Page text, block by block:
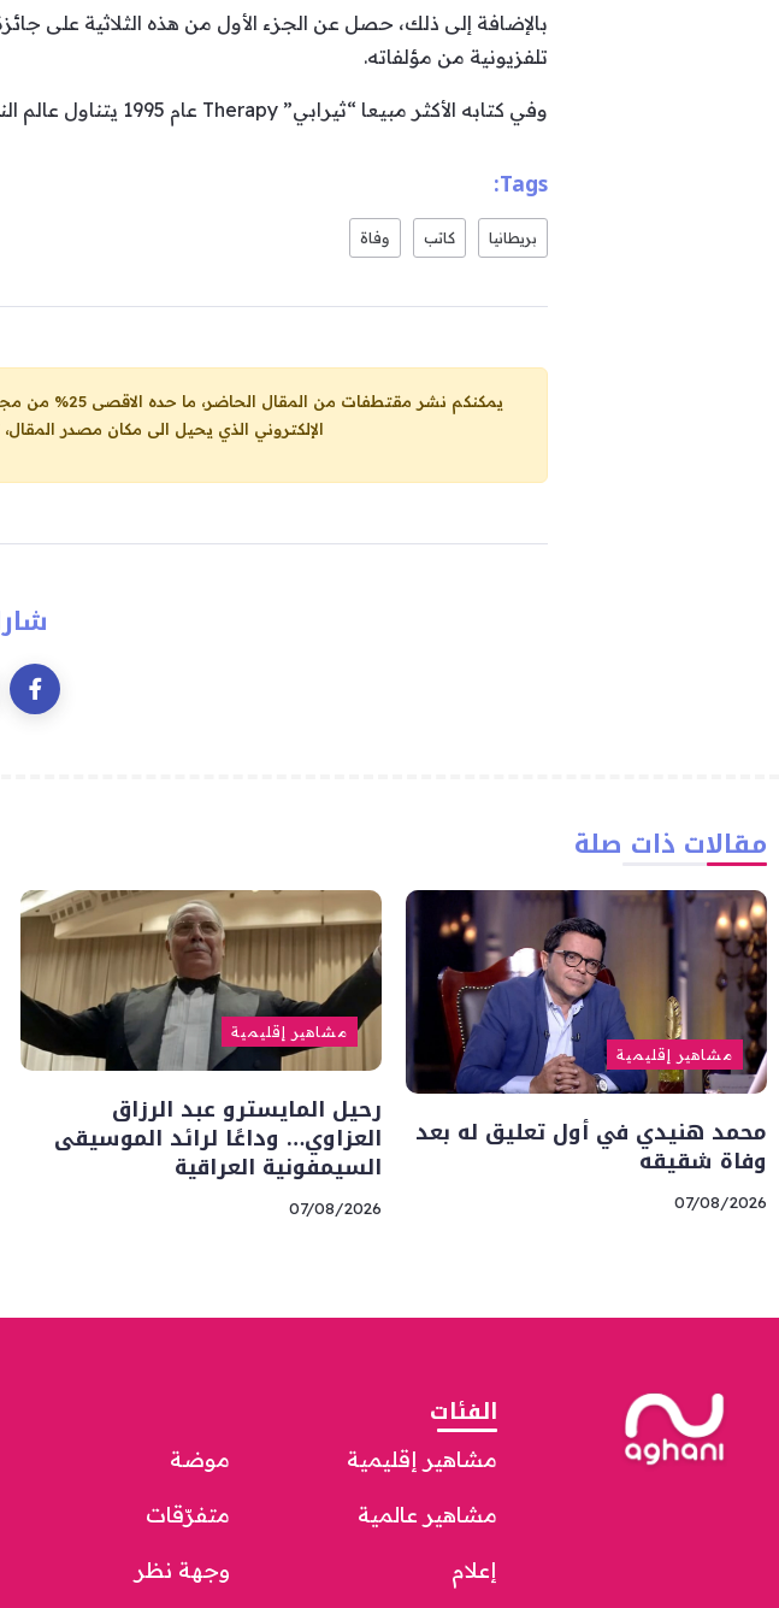
بالإضافة إلى ذلك، حصل عن الجزء الأول من هذه الثلاثية على
تلفزيونية من مؤلفاته.
وفي كتابه الأكثر مبيعا “ثيرابي” Therapy عام 1995 يتناول عالم النخب الإعلامية وخصوصاً التلفزيون.
Tags:
بريطانيا كاتب وفاة
يمكنكم نشر مقتطفات من المقال الحاضر، ما حده الاقصى 25% من مجموع المقال، شرط: ذكر اسم المؤلف والناشر ووضع رابط
الإلكتروني الذي يحيل الى مكان مصدر
مقالات ذات صلة
مشاهير إقليمية
محمد هنيدي في أول تعليق له بعد
وفاة شقيقه
07/08/2026
مشاهير إقليمية
رحيل المايسترو عبد الرزاق
العزاوي… وداعًا لرائد الموسيقى
السيمفونية العراقية
07/08/2026
الفئات
مشاهير إقليمية
مشاهير عالمية
إعلام
موضة
متفرّقات
وجهة نظر